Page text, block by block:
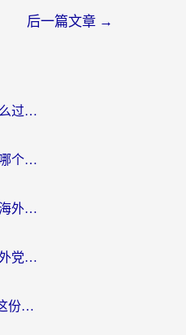
后一篇文章 →
无畏契约海外加速器测评怎么过？海外玩家亲测实用指南（附小众技巧）
在国外决战！平安京加速器哪个好用一点？老玩家亲测番茄加速器全解析
加拿大怎么玩欢乐斗地主？海外党国服游戏加速终极指南（附绝地求生未来之役300英雄实测）
在欧洲玩新寻仙总卡顿？海外党必看的国服游戏加速全攻略
海外玩第九大陆卡成PPT？这份网络加速指南帮你丝滑上分